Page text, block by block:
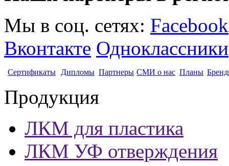
Мы в соц. сетях: Facebook
Вконтакте Одноклассники
Сертификаты Дипломы Партнеры СМИ о нас Планы
Продукция
ЛКМ для пластика
ЛКМ УФ отверждения